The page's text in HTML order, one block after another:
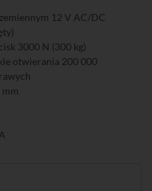
12 V AC/DC
3000 N (300 kg)
otwierania 200 000